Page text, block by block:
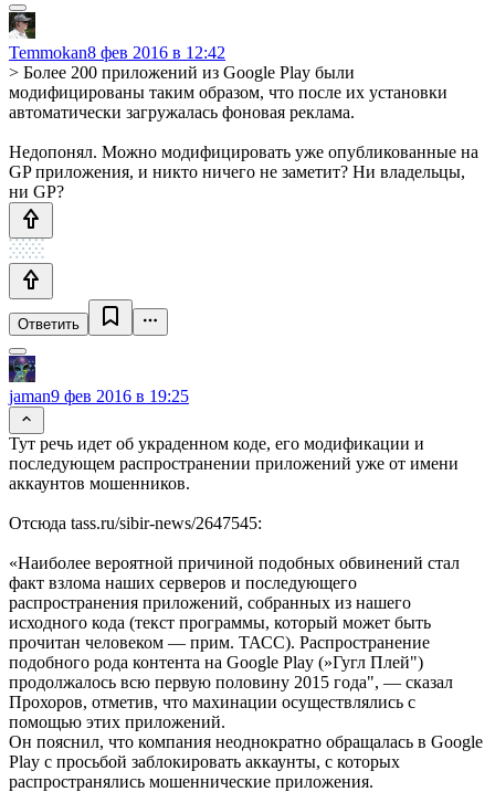
Temmokan8 фев 2016 в 12:42
> Более 200 приложений из Google Play были
модифицированы таким образом, что после их установки
автоматически загружалась фоновая реклама.
Недопонял. Можно модифицировать уже опубликованные на
GP приложения, и никто ничего не заметит? Ни владельцы,
ни GP?
Ответить
jaman9 фев 2016 в 19:25
Тут речь идет об украденном коде, его модификации и
последующем распространении приложений уже от имени
аккаунтов мошенников.
Отсюда tass.ru/sibir-news/2647545:
«Наиболее вероятной причиной подобных обвинений стал
факт взлома наших серверов и последующего
распространения приложений, собранных из нашего
исходного кода (текст программы, который может быть
прочитан человеком — прим. ТАСС). Распространение
подобного рода контента на Google Play (»Гугл Плей")
продолжалось всю первую половину 2015 года", — сказал
Прохоров, отметив, что махинации осуществлялись с
помощью этих приложений.
Он пояснил, что компания неоднократно обращалась в Google
Play с просьбой заблокировать аккаунты, с которых
распространялись мошеннические приложения.